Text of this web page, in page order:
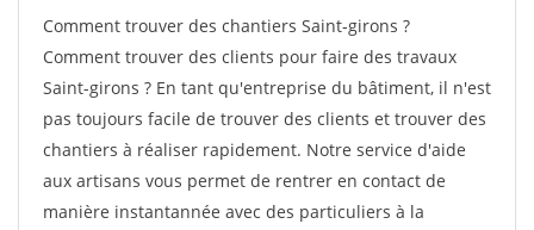
Comment trouver des chantiers Saint-girons ?
Comment trouver des clients pour faire des travaux
Saint-girons ? En tant qu'entreprise du bâtiment, il n'est
pas toujours facile de trouver des clients et trouver des
chantiers à réaliser rapidement. Notre service d'aide
aux artisans vous permet de rentrer en contact de
manière instantannée avec des particuliers à la